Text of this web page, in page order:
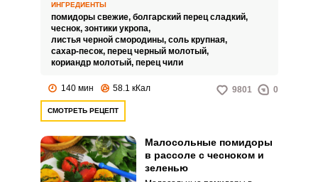
свежему салату. На их
приготовление уходят
считанные минуты, а для того,
чтобы они промариновались –
не более двух часов.
ИНГРЕДИЕНТЫ
помидоры свежие, болгарский перец сладкий,
чеснок, зонтики укропа,
листья черной смородины, соль крупная,
сахар-песок, перец черный молотый,
кориандр молотый, перец чили
140 мин 58.1 кКал 9801 0
СМОТРЕТЬ РЕЦЕПТ
Малосольные помидоры
в рассоле с чесноком и
зеленью